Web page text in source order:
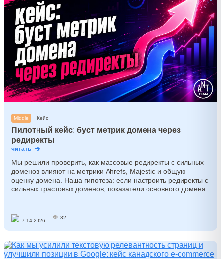
Middle Кейс
Пилотный кейс: буст метрик домена через
редиректы
читать
Мы решили проверить, как массовые редиректы с сильных
доменов влияют на метрики Ahrefs, Majestic и общую
оценку домена. Наша гипотеза: если настроить редиректы с
сильных трастовых доменов, показатели основного домена
...
7.14.2026
32